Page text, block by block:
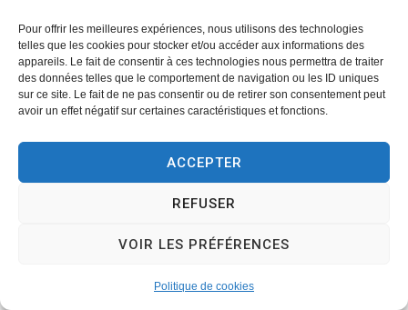
Pour offrir les meilleures expériences, nous utilisons des technologies
telles que les cookies pour stocker et/ou accéder aux informations des
appareils. Le fait de consentir à ces technologies nous permettra de traiter
des données telles que le comportement de navigation ou les ID uniques
sur ce site. Le fait de ne pas consentir ou de retirer son consentement peut
avoir un effet négatif sur certaines caractéristiques et fonctions.
ACCEPTER
REFUSER
VOIR LES PRÉFÉRENCES
Politique de cookies